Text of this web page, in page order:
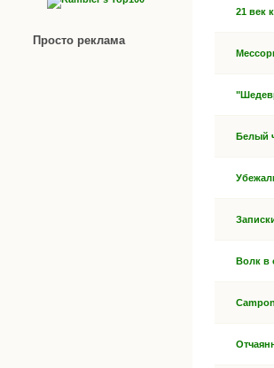
Просто реклама
21 век
Белый
Волк в